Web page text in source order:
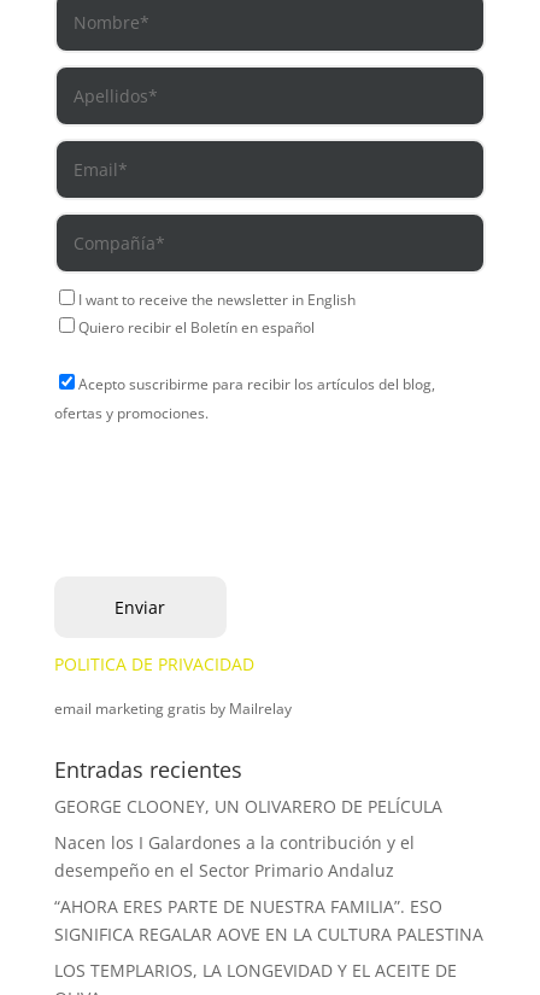
I want to receive the newsletter in English
Quiero recibir el Boletín en español
Acepto suscribirme para recibir los artículos del blog,
ofertas y promociones.
POLITICA DE PRIVACIDAD
email marketing gratis by Mailrelay
Entradas recientes
GEORGE CLOONEY, UN OLIVARERO DE PELÍCULA
Nacen los I Galardones a la contribución y el
desempeño en el Sector Primario Andaluz
“AHORA ERES PARTE DE NUESTRA FAMILIA”. ESO
SIGNIFICA REGALAR AOVE EN LA CULTURA PALESTINA
LOS TEMPLARIOS, LA LONGEVIDAD Y EL ACEITE DE